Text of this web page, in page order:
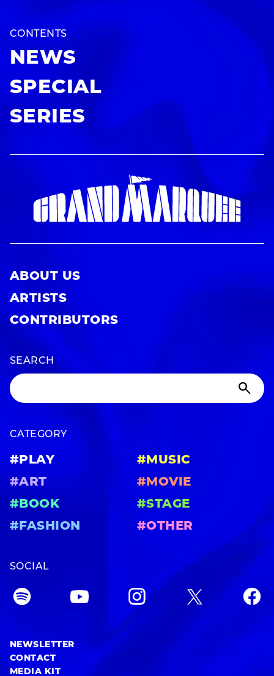
CONTENTS
NEWS
SPECIAL
SERIES
ABOUT US
ARTISTS
CONTRIBUTORS
SEARCH
CATEGORY
#PLAY
#MUSIC
#ART
#MOVIE
#BOOK
#STAGE
#FASHION
#OTHER
SOCIAL
NEWSLETTER
CONTACT
MEDIA KIT